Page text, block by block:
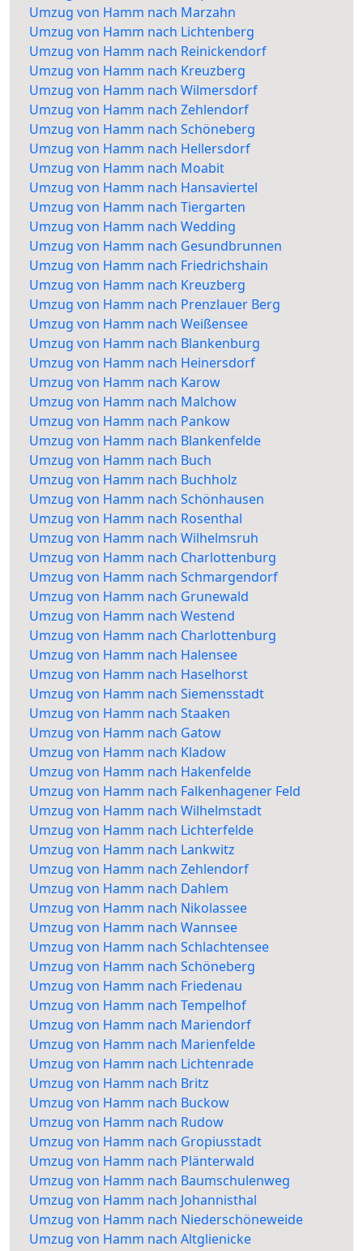
Umzug von Hamm nach Marzahn
Umzug von Hamm nach Lichtenberg
Umzug von Hamm nach Reinickendorf
Umzug von Hamm nach Kreuzberg
Umzug von Hamm nach Wilmersdorf
Umzug von Hamm nach Zehlendorf
Umzug von Hamm nach Schöneberg
Umzug von Hamm nach Hellersdorf
Umzug von Hamm nach Moabit
Umzug von Hamm nach Hansaviertel
Umzug von Hamm nach Tiergarten
Umzug von Hamm nach Wedding
Umzug von Hamm nach Gesundbrunnen
Umzug von Hamm nach Friedrichshain
Umzug von Hamm nach Kreuzberg
Umzug von Hamm nach Prenzlauer Berg
Umzug von Hamm nach Weißensee
Umzug von Hamm nach Blankenburg
Umzug von Hamm nach Heinersdorf
Umzug von Hamm nach Karow
Umzug von Hamm nach Malchow
Umzug von Hamm nach Pankow
Umzug von Hamm nach Blankenfelde
Umzug von Hamm nach Buch
Umzug von Hamm nach Buchholz
Umzug von Hamm nach Schönhausen
Umzug von Hamm nach Rosenthal
Umzug von Hamm nach Wilhelmsruh
Umzug von Hamm nach Charlottenburg
Umzug von Hamm nach Schmargendorf
Umzug von Hamm nach Grunewald
Umzug von Hamm nach Westend
Umzug von Hamm nach Charlottenburg
Umzug von Hamm nach Halensee
Umzug von Hamm nach Haselhorst
Umzug von Hamm nach Siemensstadt
Umzug von Hamm nach Staaken
Umzug von Hamm nach Gatow
Umzug von Hamm nach Kladow
Umzug von Hamm nach Hakenfelde
Umzug von Hamm nach Falkenhagener Feld
Umzug von Hamm nach Wilhelmstadt
Umzug von Hamm nach Lichterfelde
Umzug von Hamm nach Lankwitz
Umzug von Hamm nach Zehlendorf
Umzug von Hamm nach Dahlem
Umzug von Hamm nach Nikolassee
Umzug von Hamm nach Wannsee
Umzug von Hamm nach Schlachtensee
Umzug von Hamm nach Schöneberg
Umzug von Hamm nach Friedenau
Umzug von Hamm nach Tempelhof
Umzug von Hamm nach Mariendorf
Umzug von Hamm nach Marienfelde
Umzug von Hamm nach Lichtenrade
Umzug von Hamm nach Britz
Umzug von Hamm nach Buckow
Umzug von Hamm nach Rudow
Umzug von Hamm nach Gropiusstadt
Umzug von Hamm nach Plänterwald
Umzug von Hamm nach Baumschulenweg
Umzug von Hamm nach Johannisthal
Umzug von Hamm nach Niederschöneweide
Umzug von Hamm nach Altglienicke